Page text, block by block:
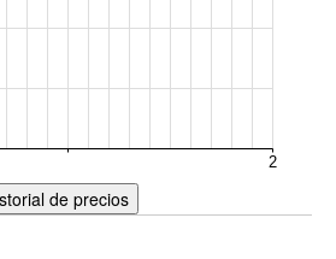
de precios